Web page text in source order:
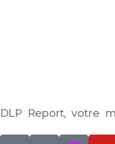
DLP Report, votre